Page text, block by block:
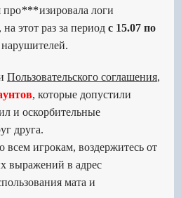
про***изировала логи
этот раз за период с 15.07 по
Пользовательского соглашения,
унтов, которые допустили
и оскорбительные
друга.
всем игрокам, воздержитесь от
выражений в адрес
мата и